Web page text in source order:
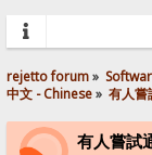
rejetto forum»
中文 - Chinese» 有人嘗
有人嘗試